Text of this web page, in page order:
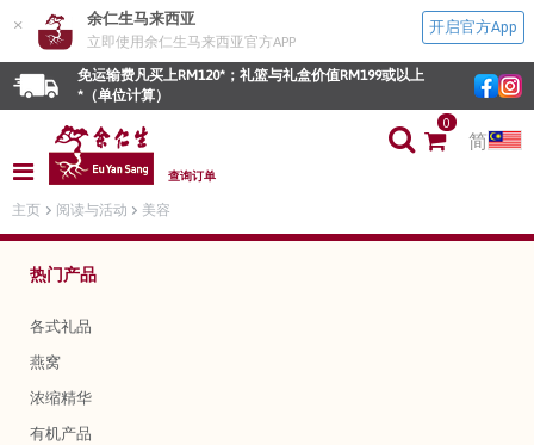
× 余仁生马来西亚
立即使用余仁生马来西亚官方APP
开启官方App
免运输费凡买上RM120*；礼篮与礼盒价值RM199或以上
*（单位计算）
查询订单
0
简
主页 阅读与活动 美容
热门产品
各式礼品
燕窝
浓缩精华
有机产品